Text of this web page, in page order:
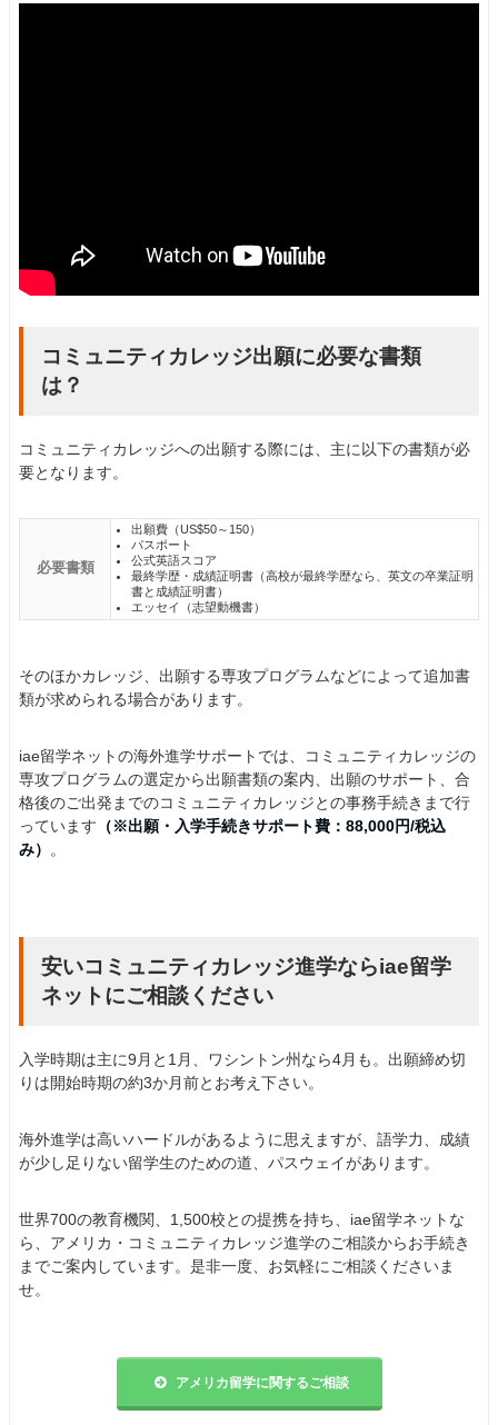
コミュニティカレッジ出願に必要な書類
は？
コミュニティカレッジへの出願する際には、主に以下の書類が必
要となります。
必要書類
出願費（US$50～150）
パスポート
公式英語スコア
最終学歴・成績証明書（高校が最終学歴なら、英文の卒業証明
書と成績証明書）
エッセイ（志望動機書）
そのほかカレッジ、出願する専攻プログラムなどによって追加書
類が求められる場合があります。
iae留学ネットの海外進学サポートでは、コミュニティカレッジの
専攻プログラムの選定から出願書類の案内、出願のサポート、合
格後のご出発までのコミュニティカレッジとの事務手続きまで行
っています （※出願・入学手続きサポート費：88,000円/税込
み）
。
安いコミュニティカレッジ進学ならiae留学
ネットにご相談ください
入学時期は主に9月と1月、ワシントン州なら4月も。出願締め切
りは開始時期の約3か月前とお考え下さい。
海外進学は高いハードルがあるように思えますが、語学力、成績
が少し足りない留学生のための道、パスウェイがあります。
世界700の教育機関、1,500校との提携を持ち、iae留学ネットな
ら、アメリカ・コミュニティカレッジ進学のご相談からお手続き
までご案内しています。是非一度、お気軽にご相談くださいま
せ。
アメリカ留学に関するご相談